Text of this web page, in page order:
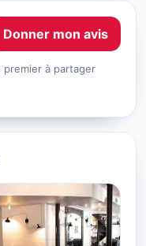
Donner mon avis
premier à partager